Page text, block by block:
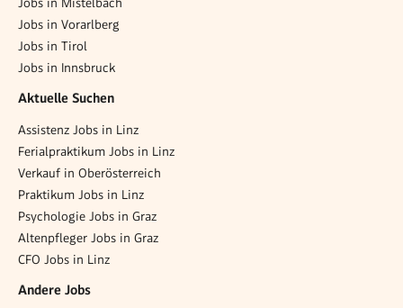
Jobs in Vorarlberg
Jobs in Tirol
Jobs in Innsbruck
Aktuelle Suchen
Assistenz Jobs in Linz
Ferialpraktikum Jobs in Linz
Verkauf in Oberösterreich
Praktikum Jobs in Linz
Psychologie Jobs in Graz
Altenpfleger Jobs in Graz
CFO Jobs in Linz
Andere Jobs